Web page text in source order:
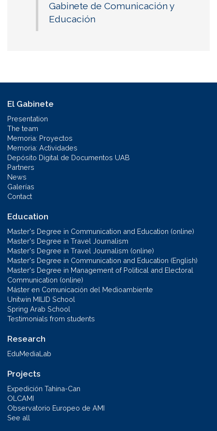
Gabinete de Comunicación y
Educación
El Gabinete
Presentation
The team
Memoria: Proyectos
Memoria: Actividades
Depósito Digital de Documentos UAB
Partners
News
Galerías
Contact
Education
Master's Degree in Communication and Education (online)
Master's Degree in Travel Journalism
Master's Degree in Travel Journalism (online)
Master's Degree in Communication and Education (English)
Master's Degree in Management of Political and Electoral
Communication (online)
Máster en Comunicación del Medioambiente
Unitwin MILID School
Spring Arab School
Testimonials from students
Research
EduMediaLab
Projects
Expedición Tahina-Can
OLCAMI
Observatorio Europeo de AMI
See all